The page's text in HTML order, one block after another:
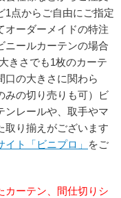
1点からご自由にご指定
オーダーメイドの特注
ニールカーテンの場合
きさでも1枚のカーテ
口の大きさに関わら
みの切り売りも可）ビ
ンレールや、取手やマ
取り揃えがございます
ト「ビニプロ」
をご
ーテン、間仕切りシ